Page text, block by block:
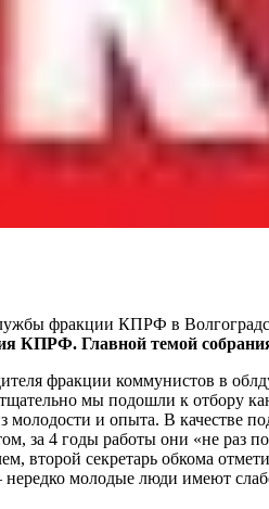
фракции КПРФ в
КПРФ. Главной темой
фракции коммунистов в
мы подошли к отбору
и опыта. В качестве
за 4 годы работы они «не раз
второй секретарь обкома
молодые люди имеют